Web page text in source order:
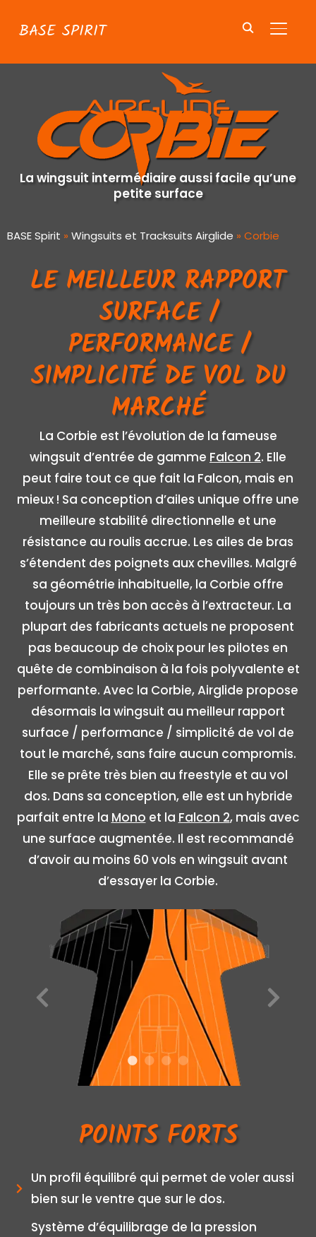
BASE SPIRIT
La wingsuit intermédiaire aussi facile qu’une
petite surface
BASE Spirit » Wingsuits et Tracksuits Airglide » Corbie
LE MEILLEUR RAPPORT
SURFACE /
PERFORMANCE /
SIMPLICITÉ DE VOL DU
MARCHÉ
La Corbie est l’évolution de la fameuse
wingsuit d’entrée de gamme Falcon 2. Elle
peut faire tout ce que fait la Falcon, mais en
mieux ! Sa conception d’ailes unique offre une
meilleure stabilité directionnelle et une
résistance au roulis accrue. Les ailes de bras
s’étendent des poignets aux chevilles. Malgré
sa géométrie inhabituelle, la Corbie offre
toujours un très bon accès à l’extracteur. La
plupart des fabricants actuels ne proposent
pas beaucoup de choix pour les pilotes en
quête de combinaison à la fois polyvalente et
performante. Avec la Corbie, Airglide propose
désormais la wingsuit au meilleur rapport
surface / performance / simplicité de vol de
tout le marché, sans faire aucun compromis.
Elle se prête très bien au freestyle et au vol
dos. Dans sa conception, elle est un hybride
parfait entre la Mono et la Falcon 2, mais avec
une surface augmentée. Il est recommandé
d’avoir au moins 60 vols en wingsuit avant
d’essayer la Corbie.
POINTS FORTS
Un profil équilibré qui permet de voler aussi
bien sur le ventre que sur le dos.
Système d’équilibrage de la pression